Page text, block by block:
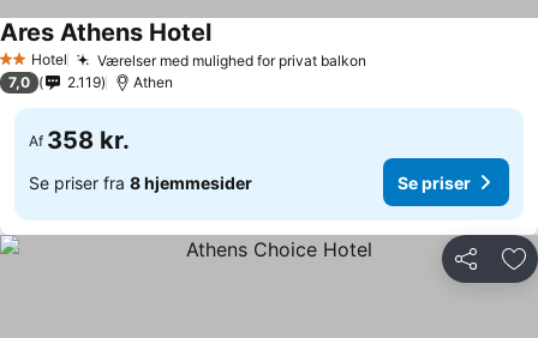
2 Stjerner
Hotel Værelser med mulighed for privat balkon
Ares Athens Hotel
7,0 2.119 Athen
Af 358 kr.
Se priser fra 8 hjemmesider Se priser
Del